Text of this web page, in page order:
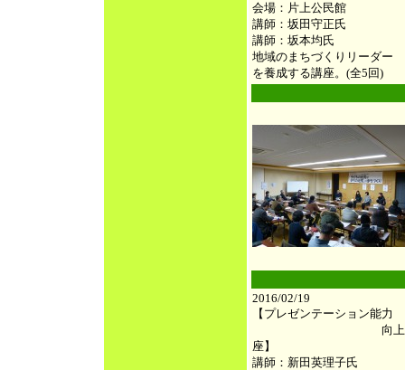
会場：片上公民館
講師：坂田守正氏
講師：坂本均氏
地域のまちづくりリーダー
を養成する講座。(全5回)
2016/02/19
【プレゼンテーション能力
向上
座】
講師：新田英理子氏